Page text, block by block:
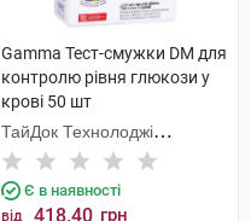
Gamma Тест-смужки DM для
контролю рівня глюкози у
крові 50 шт
ТайДок Технолоджі
Корпорейшн
Є в наявності
від 418.40 грн